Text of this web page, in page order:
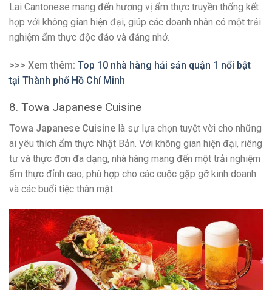
Lai Cantonese mang đến hương vị ẩm thực truyền thống kết
hợp với không gian hiện đại, giúp các doanh nhân có một trải
nghiệm ẩm thực độc đáo và đáng nhớ.
>>> Xem thêm: Top 10 nhà hàng hải sản quận 1 nổi bật
tại Thành phố Hồ Chí Minh
8. Towa Japanese Cuisine
Towa Japanese Cuisine là sự lựa chọn tuyệt vời cho những
ai yêu thích ẩm thực Nhật Bản. Với không gian hiện đại, riêng
tư và thực đơn đa dạng, nhà hàng mang đến một trải nghiệm
ẩm thực đỉnh cao, phù hợp cho các cuộc gặp gỡ kinh doanh
và các buổi tiệc thân mật.